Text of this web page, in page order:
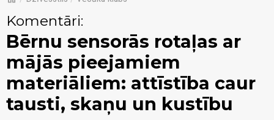
Komentāri:
Bērnu sensorās rotaļas ar
mājās pieejamiem
materiāliem: attīstība caur
tausti, skaņu un kustību